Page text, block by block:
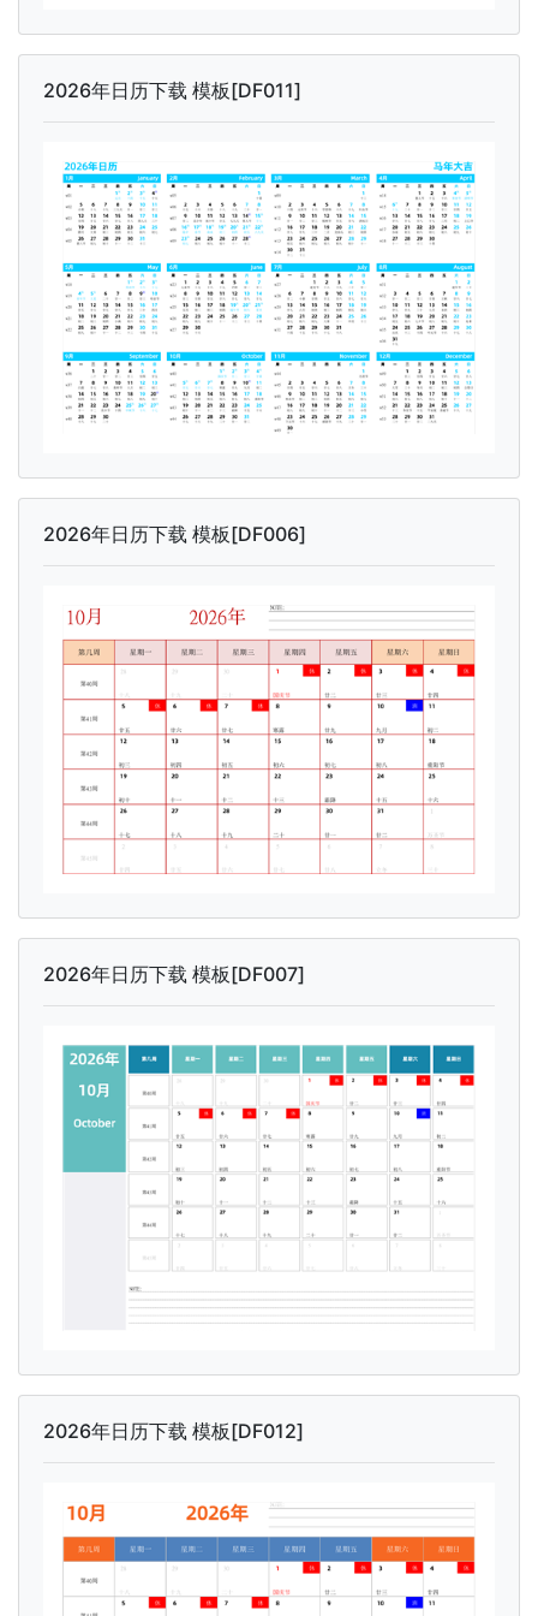
2026年日历下载 模板[DF011]
2026年日历下载 模板[DF006]
2026年日历下载 模板[DF007]
2026年日历下载 模板[DF012]